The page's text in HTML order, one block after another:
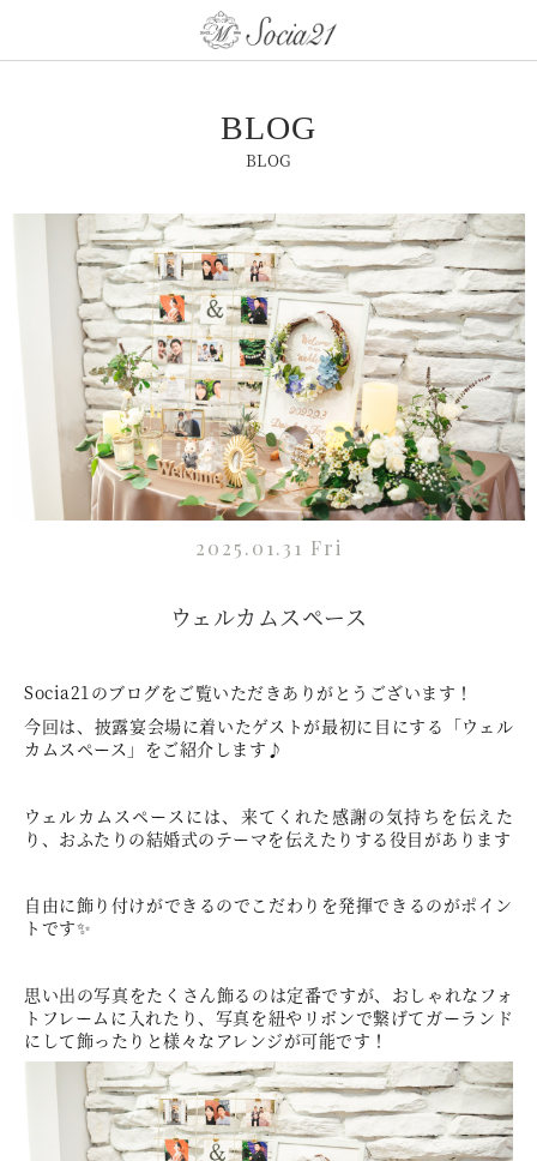
BLOG
BLOG
2025.01.31 Fri
ウェルカムスペース
Socia21のブログをご覧いただきありがとうございます！
今回は、披露宴会場に着いたゲストが最初に目にする「ウェル
カムスペース」をご紹介します♪
ウェルカムスペースには、来てくれた感謝の気持ちを伝えた
り、おふたりの結婚式のテーマを伝えたりする役目があります
自由に飾り付けができるのでこだわりを発揮できるのがポイン
トです✨
思い出の写真をたくさん飾るのは定番ですが、おしゃれなフォ
トフレームに入れたり、写真を紐やリボンで繋げてガーランド
にして飾ったりと様々なアレンジが可能です！